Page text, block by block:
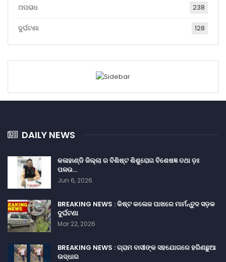
ଅପରାଧ 238
ଦୁର୍ଘଟଣା 128
DAILY NEWS
କଳାହାଣ୍ଡି ଜିଲ୍ଲା ର ବିଶିଷ୍ଟ ଶିଶୁରୋଗ ବିଶେଷଜ୍ଞ ତଥା ଡ଼ଃ
ପଳଉ…
Jun 6, 2026
BREAKING NEWS : କିଷ୍ଟ କଲେଜ ପାଖରେ ମାର୍ମନ୍ତୁଦ ସଡ଼କ
ଦୁର୍ଘଟଣା
Mar 22, 2026
BREAKING NEWS : ଗ୍ରାମ ବାସୀଙ୍କ ସହଯୋଗରେ ହରିଣଛୁଆ
ଉଦ୍ଧାର